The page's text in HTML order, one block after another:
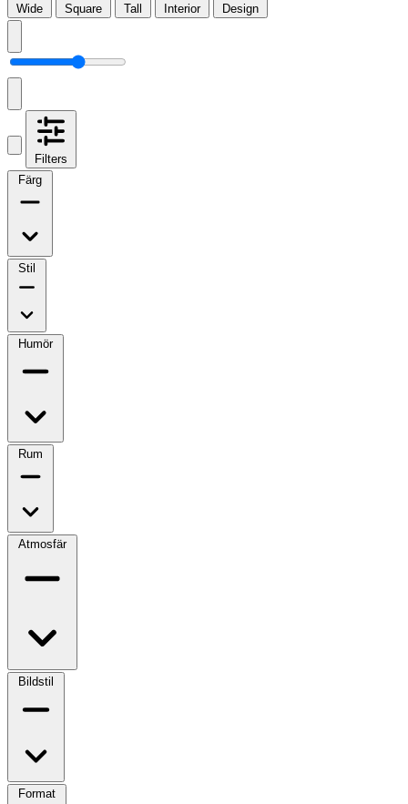
Wide Square Tall Interior Design
Filters
Färg
Stil
Humör
Rum
Atmosfär
Bildstil
Format